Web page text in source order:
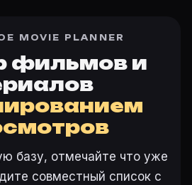
MOVIE PLANNER
фильмов и
базу, отмечайте что уже
совместный список с